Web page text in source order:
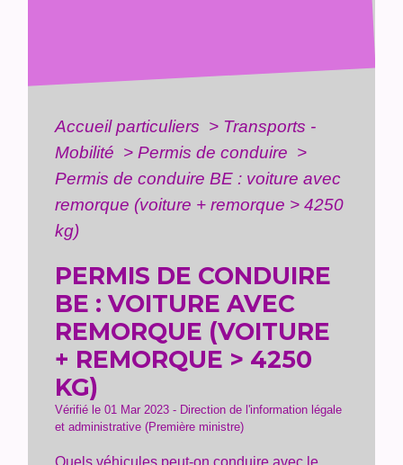
Accueil particuliers > Transports -
Mobilité > Permis de conduire >
Permis de conduire BE : voiture avec
remorque (voiture + remorque > 4250
kg)
PERMIS DE CONDUIRE
BE : VOITURE AVEC
REMORQUE (VOITURE
+ REMORQUE > 4250
KG)
Vérifié le 01 Mar 2023 - Direction de l'information légale
et administrative (Première ministre)
Quels véhicules peut-on conduire avec le